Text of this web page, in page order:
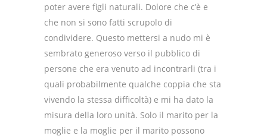
poter avere figli naturali. Dolore che c’è e
che non si sono fatti scrupolo di
condividere. Questo mettersi a nudo mi è
sembrato generoso verso il pubblico di
persone che era venuto ad incontrarli (tra i
quali probabilmente qualche coppia che sta
vivendo la stessa difficoltà) e mi ha dato la
misura della loro unità. Solo il marito per la
moglie e la moglie per il marito possono